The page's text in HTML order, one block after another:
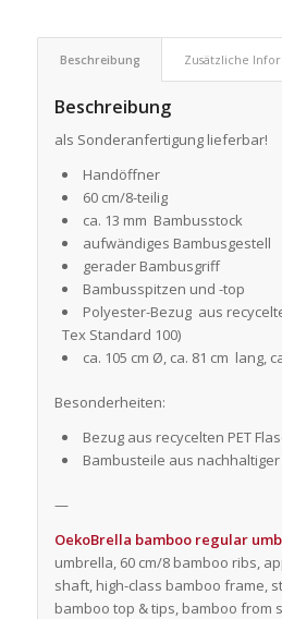
Beschreibung Zusätzliche
Beschreibung
als Sonderanfertigung lieferbar!
Handöffner
60 cm/8-teilig
ca. 13 mm Bambusstock
aufwändiges Bambusgestell
gerader Bambusgriff
Bambusspitzen und -top
Polyester-Bezug aus
Tex Standard 100)
ca. 105 cm Ø, ca. 81 cm lang,
Besonderheiten:
Bezug aus recycelten PET
Bambusteile aus
—
OekoBrella bamboo regular
umbrella, 60 cm/8 bamboo ribs,
shaft, high-class bamboo frame,
bamboo top & tips, bamboo from